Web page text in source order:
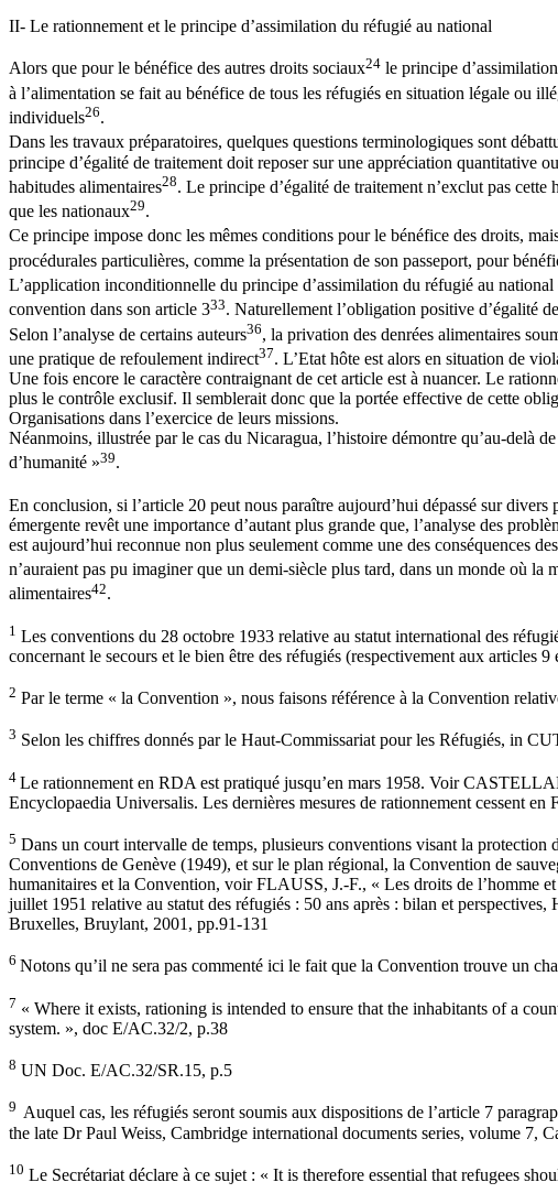
II- Le rationnement et le principe d’assimilation du réfugié au national
Alors que pour le bénéfice des autres droits sociaux24 le principe
à l’alimentation se fait au bénéfice de tous les réfugiés en situation légale ou
individuels26.
Dans les travaux préparatoires, quelques questions terminologiques sont
principe d’égalité de traitement doit reposer sur une appréciation quantitative
habitudes alimentaires28. Le principe d’égalité de traitement n’exclut pas
que les nationaux29.
Ce principe impose donc les mêmes conditions pour le bénéfice des droits,
procédurales particulières, comme la présentation de son passeport, pour
L’application inconditionnelle du principe d’assimilation du réfugié au
convention dans son article 333. Naturellement l’obligation positive d’égalité
Selon l’analyse de certains auteurs36, la privation des denrées alimentaires
une pratique de refoulement indirect37. L’Etat hôte est alors en situation de
Une fois encore le caractère contraignant de cet article est à nuancer. Le
plus le contrôle exclusif. Il semblerait donc que la portée effective de cette
Organisations dans l’exercice de leurs missions.
Néanmoins, illustrée par le cas du Nicaragua, l’histoire démontre qu’au-delà
d’humanité »39.
En conclusion, si l’article 20 peut nous paraître aujourd’hui dépassé sur
émergente revêt une importance d’autant plus grande que, l’analyse des
est aujourd’hui reconnue non plus seulement comme une des conséquences
n’auraient pas pu imaginer que un demi-siècle plus tard, dans un monde où la
alimentaires42.
1 Les conventions du 28 octobre 1933 relative au statut international des
concernant le secours et le bien être des réfugiés (respectivement aux articles
2 Par le terme « la Convention », nous faisons référence à la Convention
3 Selon les chiffres donnés par le Haut-Commissariat pour les Réfugiés, in
4 Le rationnement en RDA est pratiqué jusqu’en mars 1958. Voir
Encyclopaedia Universalis. Les dernières mesures de rationnement cessent en
5 Dans un court intervalle de temps, plusieurs conventions visant la
Conventions de Genève (1949), et sur le plan régional, la Convention de
humanitaires et la Convention, voir FLAUSS, J.-F., « Les droits de l’homme
juillet 1951 relative au statut des réfugiés : 50 ans après : bilan et
Bruxelles, Bruylant, 2001, pp.91-131
6 Notons qu’il ne sera pas commenté ici le fait que la Convention trouve un
7 « Where it exists, rationing is intended to ensure that the inhabitants of a
system. », doc E/AC.32/2, p.38
8 UN Doc. E/AC.32/SR.15, p.5
9 Auquel cas, les réfugiés seront soumis aux dispositions de l’article 7
the late Dr Paul Weiss, Cambridge international documents series, volume 7,
10 Le Secrétariat déclare à ce sujet : « It is therefore essential that refugees